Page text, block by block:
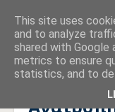
Αρχική σελίδα
This site uses
and to analyze
shared with Google
metrics to ensure
statistics, and to